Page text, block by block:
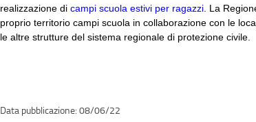
realizzazione di campi scuola estivi per ragazzi . La
proprio territorio campi scuola in collaborazione con le
le altre strutture del sistema regionale di protezione civile.
08/06/22